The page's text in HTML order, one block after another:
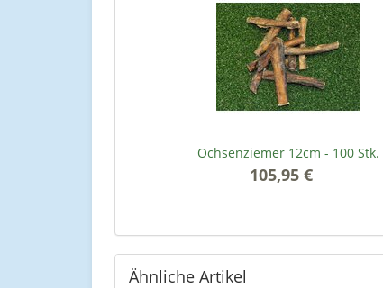
Ochsenziemer 12cm - 100 Stk.
105,95 €
Ähnliche Artikel